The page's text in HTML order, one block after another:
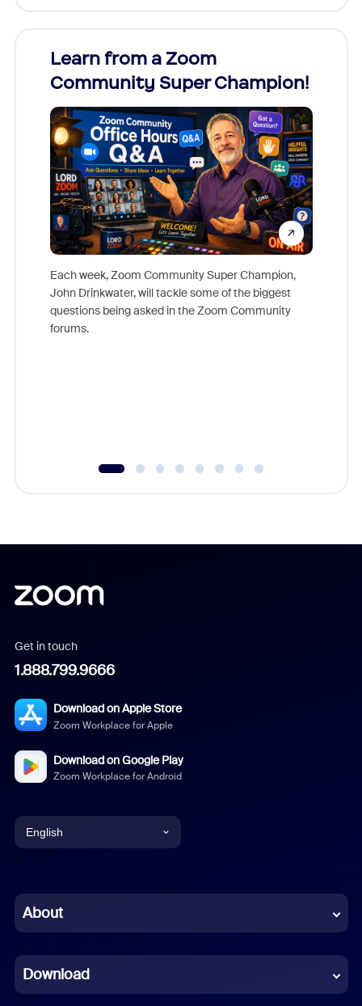
Learn from a Zoom
Community Super Champion!
Each week, Zoom Community Super Champion,
John Drinkwater, will tackle some of the biggest
questions being asked in the Zoom Community
forums.
Get in touch
1.888.799.9666
Download on Apple Store
Zoom Workplace for Apple
Download on Google Play
Zoom Workplace for Android
English
Chinese (Simplified)
French
About
Download